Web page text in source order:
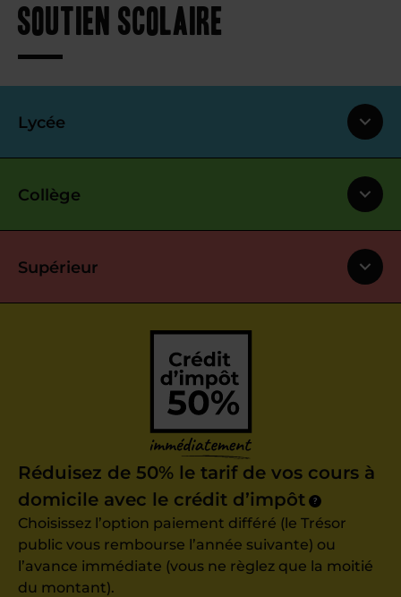
soutien scolaire
Lycée
Collège
Supérieur
Réduisez de 50% le tarif de vos cours à
domicile avec le crédit d’impôt
?
Choisissez l’option paiement différé (le Trésor
public vous rembourse l’année suivante) ou
l’avance immédiate (vous ne règlez que la moitié
du montant).